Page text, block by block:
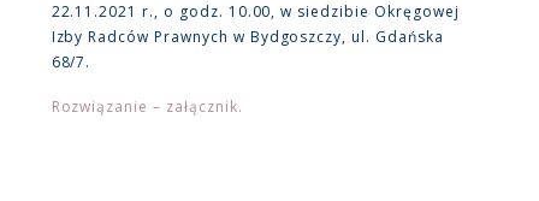
22.11.2021 r., o godz. 10.00, w siedzibie Okręgowej
Izby Radców Prawnych w Bydgoszczy, ul. Gdańska
68/7.
Rozwiązanie – załącznik.